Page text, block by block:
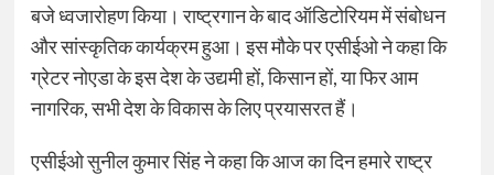
बजे ध्वजारोहण किया। राष्ट्रगान के बाद ऑडिटोरियम में संबोधन
और सांस्कृतिक कार्यक्रम हुआ। इस मौके पर एसीईओ ने कहा कि
ग्रेटर नोएडा के इस देश के उद्यमी हों, किसान हों, या फिर आम
नागरिक, सभी देश के विकास के लिए प्रयासरत हैं।
एसीईओ सुनील कुमार सिंह ने कहा कि आज का दिन हमारे राष्ट्र